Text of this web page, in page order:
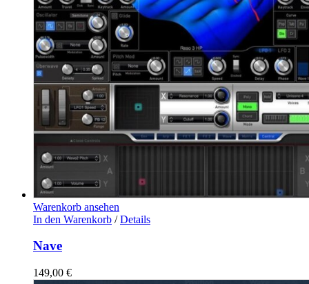
Warenkorb ansehen
In den Warenkorb / Details
Nave
149,00 €